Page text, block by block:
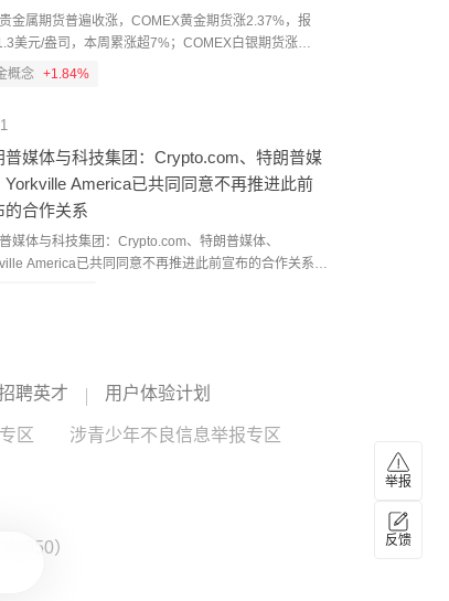
金属期货普遍收涨，COMEX黄金期货涨2.37%，报
美元/盎司，本周累涨超7%；COMEX白银期货涨
，报63.8美元/盎司，本周累涨超10%。
概念 +1.84%
普媒体与科技集团：Crypto.com、特朗普媒
Yorkville America已共同同意不再推进此前
的合作关系
媒体与科技集团：Crypto.com、特朗普媒体、
America已共同同意不再推进此前宣布的合作关系。
时间8月7日，西班牙政府宣布，将对来自意大利的航空
旅客实施边境检查，8日零时正式生效，持续至9月7
多来最高水平
聘英才 用户体验计划
区
涉青少年不良信息举报专区
）
举报
反馈